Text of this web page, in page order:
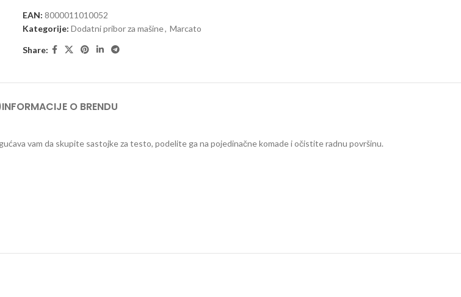
EAN: 8000011010052
Kategorije: Dodatni pribor za mašine, Marcato
Share:
INFORMACIJE O BRENDU
vam da skupite sastojke za testo, podelite ga na pojedinačne komade i očistite radnu površinu.